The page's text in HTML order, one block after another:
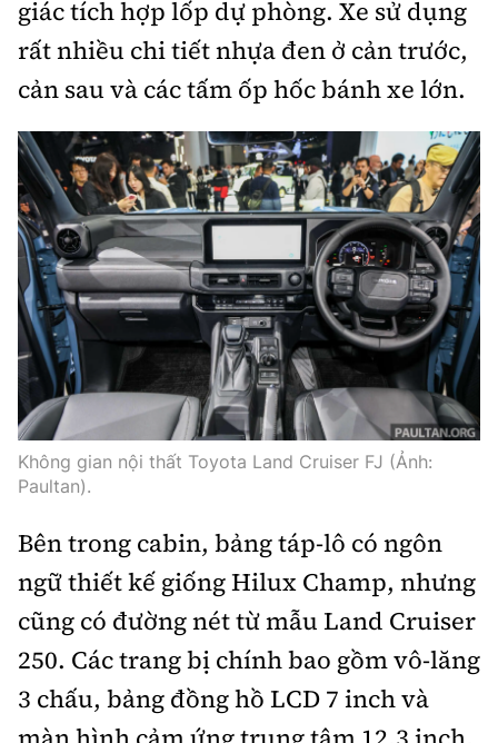
giác tích hợp lốp dự phòng. Xe sử dụng
rất nhiều chi tiết nhựa đen ở cản trước,
cản sau và các tấm ốp hốc bánh xe lớn.
Không gian nội thất Toyota Land Cruiser FJ (Ảnh:
Paultan).
Bên trong cabin, bảng táp-lô có ngôn
ngữ thiết kế giống Hilux Champ, nhưng
cũng có đường nét từ mẫu Land Cruiser
250. Các trang bị chính bao gồm vô-lăng
3 chấu, bảng đồng hồ LCD 7 inch và